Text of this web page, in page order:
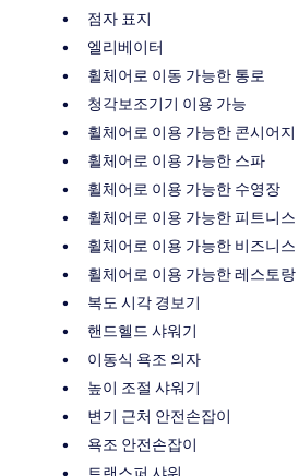
점자 표지
엘리베이터
휠체어로 이동 가능한 통로
청각보조기기 이용 가능
휠체어로 이용 가능한 콘시어지
휠체어로 이용 가능한 스파
휠체어로 이용 가능한 수영장
휠체어로 이용 가능한 피트니스
휠체어로 이용 가능한 비즈니스
휠체어로 이용 가능한 레스토랑
복도 시각 경보기
핸드헬드 샤워기
이동식 욕조 의자
높이 조절 샤워기
변기 근처 안전손잡이
욕조 안전손잡이